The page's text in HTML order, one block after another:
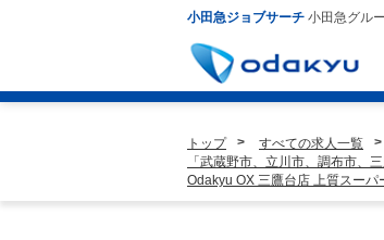
小田急ジョブサーチ 小田急グル
トップ
すべての求人一覧
「武蔵野市、立川市、調布市、
Odakyu OX 三鷹台店 上質スーパ